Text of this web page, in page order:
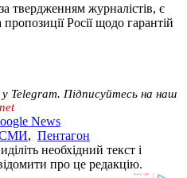
твердженням журналістів, є
Росії щодо гарантій
у Telegram. Підписуйтесь на наш
News
, Пентагон
необхідний текст і
про це редакцію.